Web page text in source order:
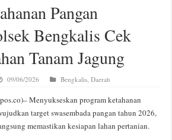
Pangan
Bengkalis Cek
Tanam Jagung
09/06/2026 Bengkalis ,Daerah
Menyukseskan program ketahanan
target swasembada pangan tahun 2026,
memastikan kesiapan lahan pertanian.